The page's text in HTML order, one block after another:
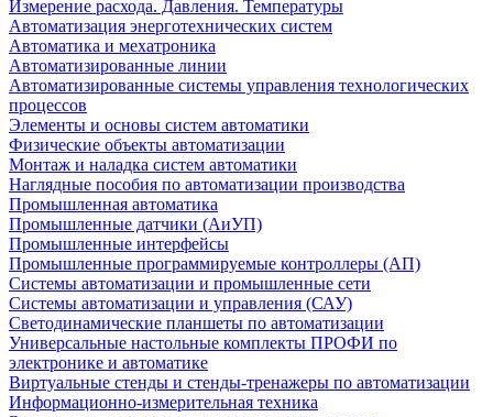
Измерение расхода. Давления. Температуры
Автоматизация энерготехнических систем
Автоматика и мехатроника
Автоматизированные линии
Автоматизированные системы управления технологических
процессов
Элементы и основы систем автоматики
Физические объекты автоматизации
Монтаж и наладка систем автоматики
Наглядные пособия по автоматизации производства
Промышленная автоматика
Промышленные датчики (АиУП)
Промышленные интерфейсы
Промышленные программируемые контроллеры (АП)
Системы автоматизации и промышленные сети
Системы автоматизации и управления (САУ)
Светодинамические планшеты по автоматизации
Универсальные настольные комплекты ПРОФИ по
электронике и автоматике
Виртуальные стенды и стенды-тренажеры по автоматизации
Информационно-измерительная техника